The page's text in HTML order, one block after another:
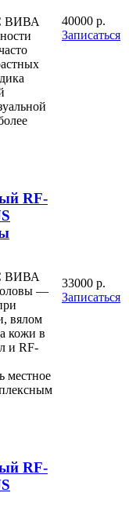
ВИВА
40000 р.
Записаться
RF-
ВИВА
—
вялом
кожи в
и RF-
местное
33000 р.
Записаться
RF-